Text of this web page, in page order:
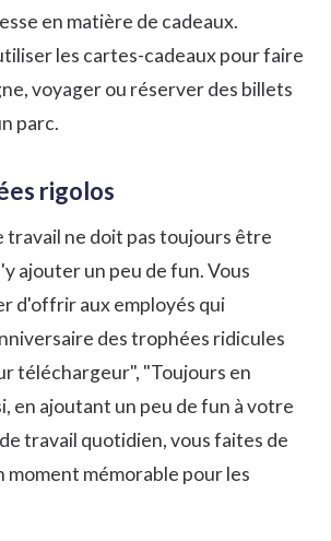
en matière de cadeaux.
les cartes-cadeaux pour faire
voyager ou réserver des billets
parc.
rigolos
travail ne doit pas toujours être
ajouter un peu de fun. Vous
d'offrir aux employés qui
des trophées ridicules
téléchargeur", "Toujours en
en ajoutant un peu de fun à votre
travail quotidien, vous faites de
mémorable pour les